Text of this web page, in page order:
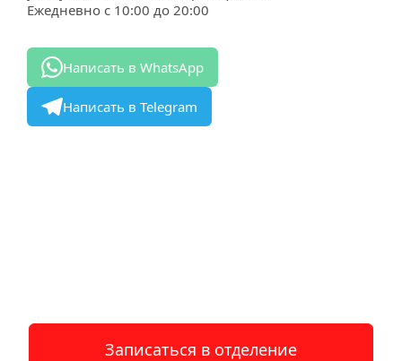
Ежедневно с 10:00 до 20:00
Написать в WhatsApp
Написать в Telegram
Записаться в отделение